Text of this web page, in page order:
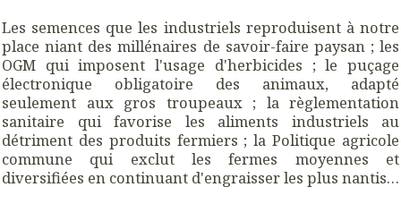
Les semences que les industriels reproduisent à notre
place niant des millénaires de savoir-faire paysan ; les
OGM qui imposent l'usage d'herbicides ; le puçage
électronique obligatoire des animaux, adapté
seulement aux gros troupeaux ; la règlementation
sanitaire qui favorise les aliments industriels au
détriment des produits fermiers ; la Politique agricole
commune qui exclut les fermes moyennes et
diversifiées en continuant d'engraisser les plus nantis…